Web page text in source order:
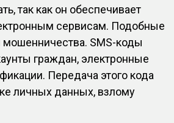
так как он обеспечивает
сервисам. Подобные
SMS-коды
граждан, электронные
Передача этого кода
личных данных, взлому